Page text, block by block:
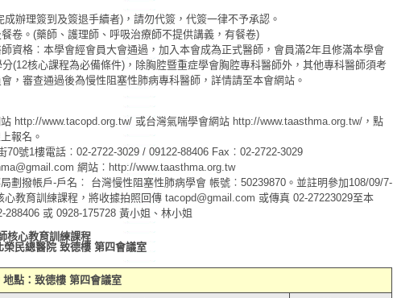
辦理簽到及簽退手續者)，請勿代簽，代簽一律不予承認。
卷。(藥師、護理師、呼吸治療師不提供講義，有餐卷)
資格︰本學會經會員大會通過，加入本會成為正式醫師，會員滿2年且修滿本學會
(12核心課程為必備條件)，除胸腔暨重症學會胸腔專科醫師外，其他專科醫師須考
，審查通過後為慢性阻塞性肺病專科醫師，詳情請至本會網站。
http://www.tacopd.org.tw/ 或台灣氣喘學會網站 http://www.taasthma.org.tw/ ，點
報名。
70號1樓電話︰02-2722-3029 / 09122-88406 Fax︰02-2722-3029
網站︰ http://www.taasthma.org.tw
劃撥帳戶-戶名︰ 台灣慢性阻塞性肺病學會 帳號︰50239870。並註明參加108/09/7-
教育訓練課程，將收據拍照回傳 tacopd@gmail.com 或傳真 02-27223029至本
或 0928-175728 黃小姐、林小姐
核心教育訓練課程
民總醫院 致德樓 第四會議室
點：致德樓 第四會議室